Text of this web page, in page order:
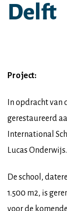
Delft
Project:
In opdracht van
gerestaureerd
International
Lucas Onderwijs.
De school,
1.500 m2, is
voor de